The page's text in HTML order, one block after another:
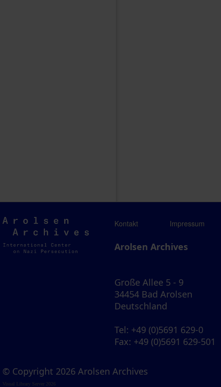
Arolsen
Archives
Kontakt Impressum
Arolsen Archives
Große Allee 5 - 9
34454 Bad Arolsen
Deutschland
Tel: +49 (0)5691 629-0
Fax: +49 (0)5691 629-501
© Copyright 2026 Arolsen Archives
Visual Library Server 2026